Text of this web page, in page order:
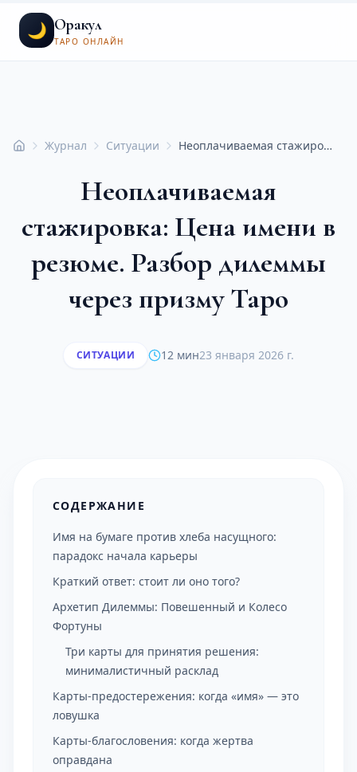
🌙 Оракул
ТАРО ОНЛАЙН
ГлавнаяЖурнал Ситуации Неоплачиваемая стажировка: Цена имени в резюме. Разбор дилеммы через призму Таро
Неоплачиваемая
стажировка: Цена имени в
резюме. Разбор дилеммы
через призму Таро
СИТУАЦИИ 12 мин23 января 2026 г.
СОДЕРЖАНИЕ
Имя на бумаге против хлеба насущного:
парадокс начала карьеры
Краткий ответ: стоит ли оно того?
Архетип Дилеммы: Повешенный и Колесо
Фортуны
Три карты для принятия решения:
минималистичный расклад
Карты-предостережения: когда «имя» — это
ловушка
Карты-благословения: когда жертва
оправдана